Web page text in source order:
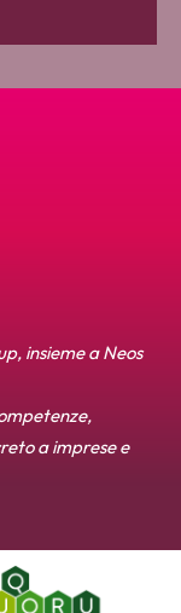
insieme a Neos
a imprese e